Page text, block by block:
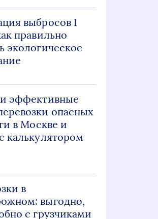
выбросов I
правильно
экологическое
эффективные
опасных
в Москве и
калькулятором
в
выгодно,
с грузчиками